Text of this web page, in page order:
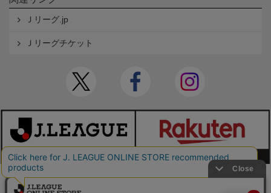
Ｊリーグ.jp
Ｊリーグチケット
本サイトで使用している文章・画像等の無断での複製・転載を禁止します。